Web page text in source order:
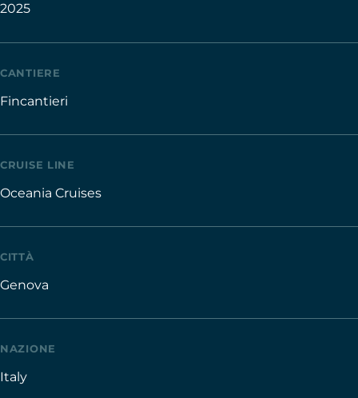
2025
CANTIERE
Fincantieri
CRUISE LINE
Oceania Cruises
CITTÀ
Genova
NAZIONE
Italy